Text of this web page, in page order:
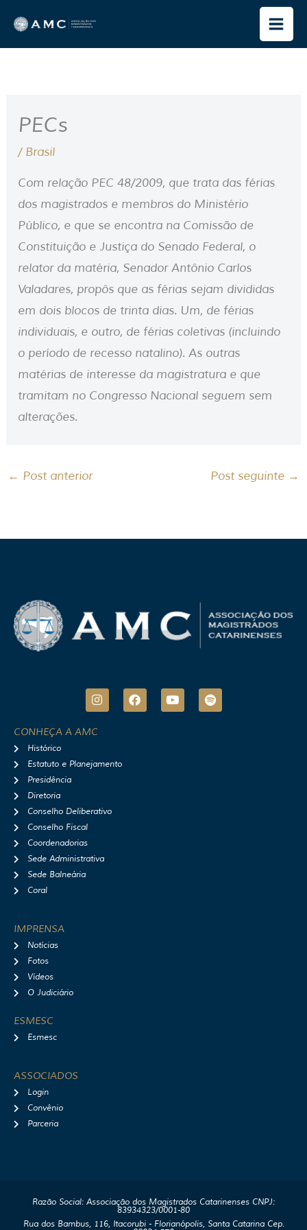
para
o
PECs
/ Brasil
Com relação PEC 48/2009, que trata das férias
dos magistrados e membros do Ministério
Público, e que se encontra na Comissão de
Constituição e Justiça do Senado Federal, o
relator da matéria, Senador Antônio Carlos
Valadares, propôs que as férias sejam divididas
em dois blocos de trinta dias. Um, de férias
individuais, e outro, de férias coletivas (incluindo
o período de recesso natalino). As outras
matérias de interesse da magistratura e que
tramitam no Congresso Nacional seguem sem
alterações.
← Post anterior Post seguinte →
I
n
t
r
F
a
Y
o
S
p
CONHEÇA A AMC
Histórico
Estatuto e Planejamento
Presidência
Diretoria
Conselho Deliberativo
Conselho Fiscal
Coordenadorias
Sede Administrativa
Sede Balneária
Coral
IMPRENSA
Notícias
Fotos
Vídeos
O Judiciário
ESMESC
Esmesc
ASSOCIADOS
Login
Convênio
Parceria
Razão Social: Associação dos Magistrados Catarinenses CNPJ:
83934323/0001-80
Rua dos Bambus, 116, Itacorubi - Florianópolis, Santa Catarina Cep.